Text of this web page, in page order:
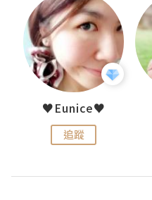
♥Eunice♥
追蹤